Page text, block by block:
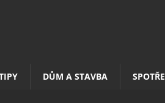
DŮM A STAVBA